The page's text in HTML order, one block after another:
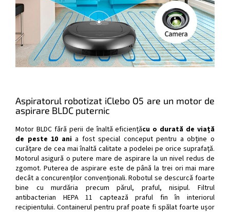
Aspiratorul robotizat iClebo O5 are un motor de
aspirare BLDC puternic
Motor BLDC fără perii de înaltă eficiențăcu o durată de viață
de peste 10 ania fost special conceput pentru a obține o
curățare de cea mai înaltă calitate a podelei pe orice suprafață.
Motorul asigură o putere mare de aspirare la un nivel redus de
zgomot. Puterea de aspirare este de până la trei ori mai mare
decât a concurenților convenționali. Robotul se descurcă foarte
bine cu murdăria precum părul, praful, nisipul. Filtrul
antibacterian HEPA 11 captează praful fin în interiorul
recipientului. Containerul pentru praf poate fi spălat foarte ușor